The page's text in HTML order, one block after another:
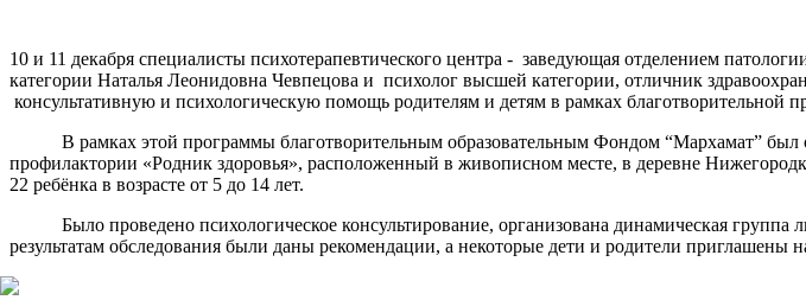
10 и 11 декабря специалисты психотерапевтического центра - заведующая отделением
категории Наталья Леонидовна Чевпецова и психолог высшей категории, отличник
консультативную и психологическую помощь родителям и детям в рамках
В рамках этой программы благотворительным образовательным Фондом “Мархамат” был
профилактории «Родник здоровья», расположенный в живописном месте, в деревне
22 ребёнка в возрасте от 5 до 14 лет.
Было проведено психологическое консультирование, организована динамическая группа
результатам обследования были даны рекомендации, а некоторые дети и родители приглашены